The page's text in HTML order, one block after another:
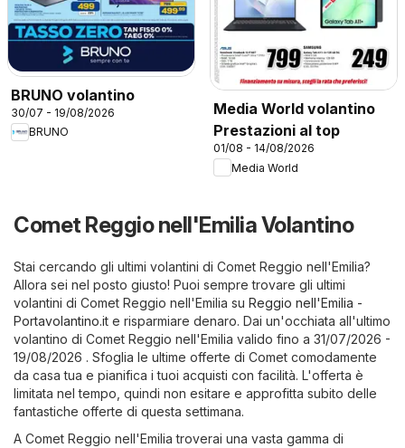
BRUNO volantino
30/07 - 19/08/2026
BRUNO
Media World volantino
Prestazioni al top
01/08 - 14/08/2026
Media World
Comet Reggio nell'Emilia Volantino
Stai cercando gli ultimi volantini di Comet Reggio nell'Emilia?
Allora sei nel posto giusto! Puoi sempre trovare gli ultimi
volantini di Comet Reggio nell'Emilia su Reggio nell'Emilia -
Portavolantino.it e risparmiare denaro. Dai un'occhiata all'ultimo
volantino di Comet Reggio nell'Emilia valido fino a 31/07/2026 -
19/08/2026 . Sfoglia le ultime offerte di Comet comodamente
da casa tua e pianifica i tuoi acquisti con facilità. L'offerta è
limitata nel tempo, quindi non esitare e approfitta subito delle
fantastiche offerte di questa settimana.
A Comet Reggio nell'Emilia troverai una vasta gamma di